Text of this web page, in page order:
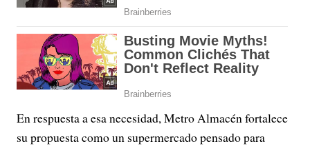
En respuesta a esa necesidad, Metro Almacén fortalece
su propuesta como un supermercado pensado para